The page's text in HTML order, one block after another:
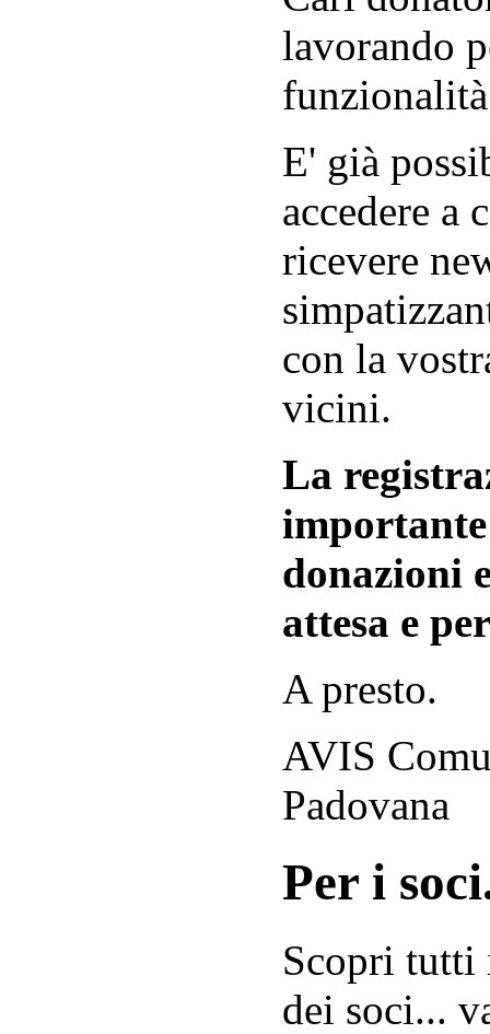
lavorando
E' già
accedere a
ricevere
con la
vicini.
La
donazioni
attesa e
A presto.
AVIS
Padovana
Per i
Scopri tutti
dei soci...